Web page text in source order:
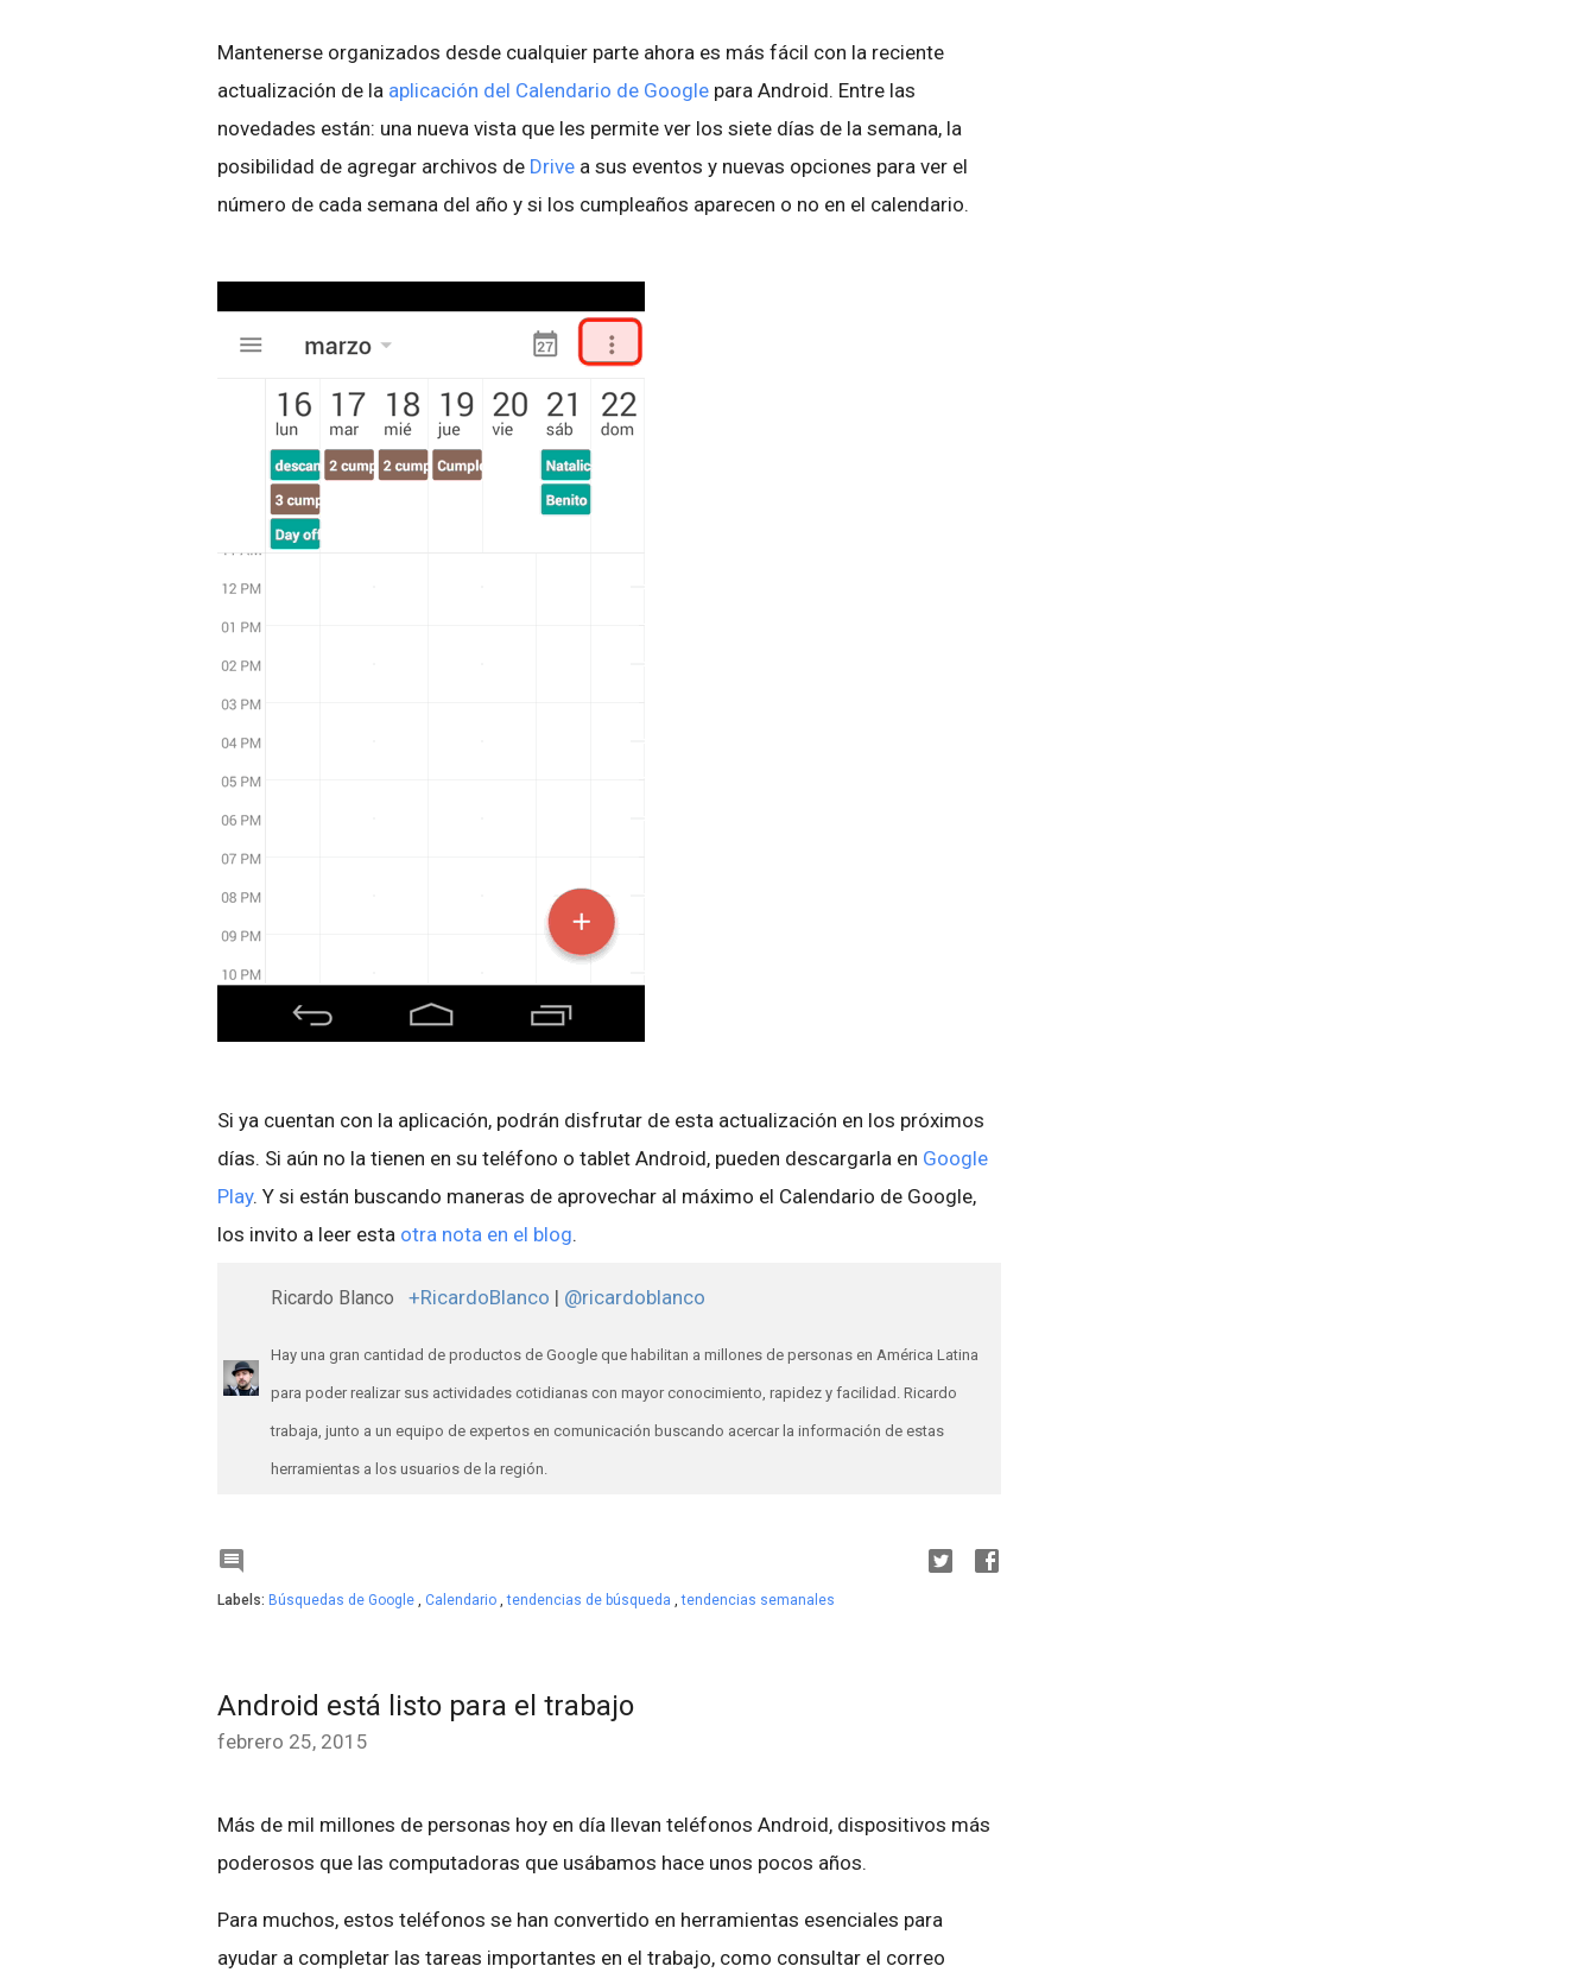
Mantenerse organizados desde cualquier parte ahora es más fácil con la reciente
actualización de la aplicación del Calendario de Google para Android. Entre las
novedades están: una nueva vista que les permite ver los siete días de la semana, la
posibilidad de agregar archivos de Drive a sus eventos y nuevas opciones para ver el
número de cada semana del año y si los cumpleaños aparecen o no en el calendario.
Si ya cuentan con la aplicación, podrán disfrutar de esta actualización en los próximos
días. Si aún no la tienen en su teléfono o tablet Android, pueden descargarla en Google
Play. Y si están buscando maneras de aprovechar al máximo el Calendario de Google,
los invito a leer esta otra nota en el blog.
Ricardo Blanco +RicardoBlanco | @ricardoblanco
Hay una gran cantidad de productos de Google que habilitan a millones de personas en América Latina
para poder realizar sus actividades cotidianas con mayor conocimiento, rapidez y facilidad. Ricardo
trabaja, junto a un equipo de expertos en comunicación buscando acercar la información de estas
herramientas a los usuarios de la región.

Labels: Búsquedas de Google , Calendario ,tendencias de búsqueda ,tendencias semanales
Android está listo para el trabajo
febrero 25, 2015
Más de mil millones de personas hoy en día llevan teléfonos Android, dispositivos más
poderosos que las computadoras que usábamos hace unos pocos años.
Para muchos, estos teléfonos se han convertido en herramientas esenciales para
ayudar a completar las tareas importantes en el trabajo, como consultar el correo